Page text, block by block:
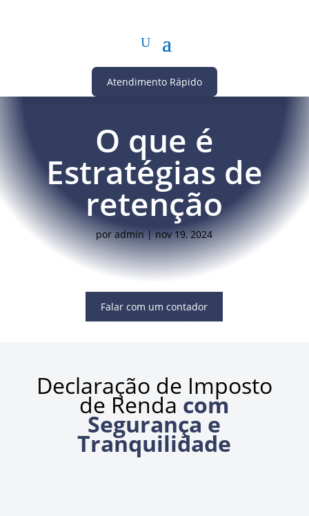
Atendimento Rápido
O que é
Estratégias de
retenção
poradmin|nov 19, 2024
Falar com um contador
Declaração de Imposto
de Renda com
Segurança e
Tranquilidade